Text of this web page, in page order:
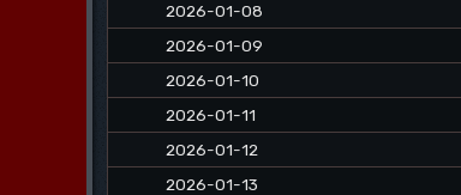
2026-01-08
2026-01-09
2026-01-10
2026-01-11
2026-01-12
2026-01-13